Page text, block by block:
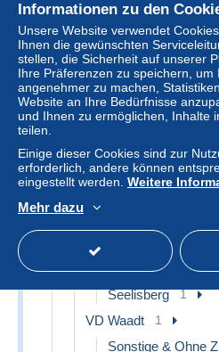
Mürren 1
Sonstige & Ohne
BS Basel-Stadt 1
Basel 1
GR Graubünden 1
SG St. Gallen 1
Berg 1
1
UR Uri 1
Seelisberg 1
VD Waadt 1
Sonstige & Ohne
Informationen zu den
Unsere Website verwendet
Ihnen die gewünschten
stellen, die Sicherheit auf unserer
Ihre Präferenzen zu speichern, um
angenehmer zu machen,
Website an Ihre Bedürfnisse
und Ihnen zu ermöglichen, Inhalte
teilen.
Einige dieser Cookies sind zur
erforderlich, andere können
eingestellt werden. Weitere
Mehr dazu